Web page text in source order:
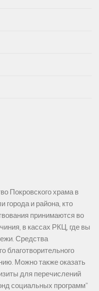
Покровского храма в
города и района, кто
принимаются во
в кассах РКЦ, где вы
Средства
благотворительного
Можно также оказать
для перечислений
социальных программ"